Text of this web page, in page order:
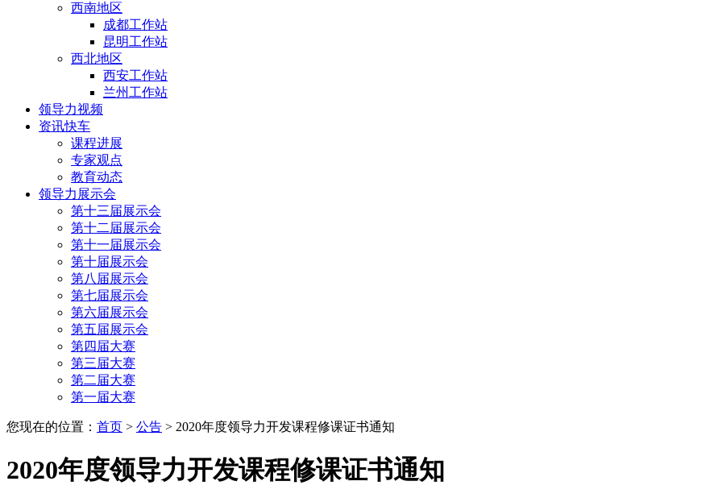
西南地区
成都工作站
昆明工作站
西北地区
西安工作站
兰州工作站
领导力视频
资讯快车
课程进展
专家观点
教育动态
领导力展示会
第十三届展示会
第十二届展示会
第十一届展示会
第十届展示会
第八届展示会
第七届展示会
第六届展示会
第五届展示会
第四届大赛
第三届大赛
第二届大赛
第一届大赛
您现在的位置： 首页 > 公告 > 2020年度领导力开发课程修课证书通知
2020年度领导力开发课程修课证书通知